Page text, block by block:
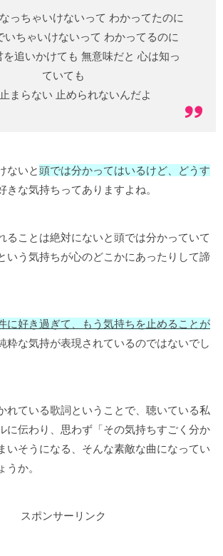
っちゃいけないって わかってたのに
いちゃいけないって わかってるのに
を追いかけても 無意味だと 心は知っ
ていても
まらない 止められないんだよ
ないと頭では分かってはいるけど、どうす
きな気持ちってありますよね。
ることは絶対にないと頭では分かっていて
いう気持ちが心のどこかにあったりして諦
に好き過ぎて、もう気持ちを止めることが
粋な気持が表現されているのではないでし
れている歌詞ということで、聴いている私
に伝わり、思わず「その気持ちすごく分か
いそうになる、そんな素敵な曲になってい
うか。
スポンサーリンク